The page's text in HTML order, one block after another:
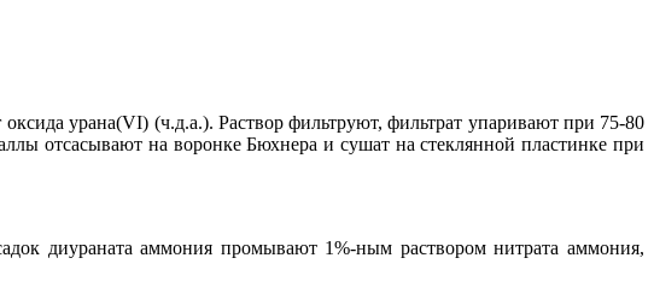
урана(VI) (ч.д.а.). Раствор фильтруют, фильтрат упаривают при 75-80
отсасывают на воронке Бюхнера и сушат на стеклянной пластинке при
диураната аммония промывают 1%-ным раствором нитрата аммония,